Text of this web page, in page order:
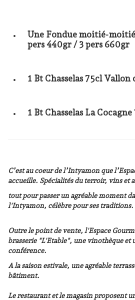
Une Fondue moitié-
pers 440gr / 3 pers 660gr
1 Bt Chasselas 75cl Vallon
1 Bt Chasselas La Cocagne
C’est au coeur de l’Intyamon que
accueille. Spécialités du terroir, vins et
tout pour passer un agréable moment
l'Intyamon, célèbre pour ses traditions.
Outre le point de vente, l'Espace
brasserie "L'Etable", une vinothèque et
conférence.
A la saison estivale, une agréable
bâtiment.
Le restaurant et le magasin proposent